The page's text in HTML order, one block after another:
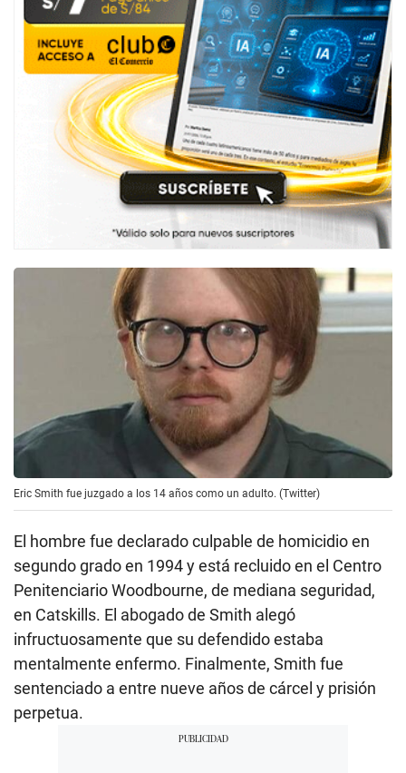
Eric Smith fue juzgado a los 14 años como un adulto. (Twitter)
El hombre fue declarado culpable de homicidio en
segundo grado en 1994 y está recluido en el Centro
Penitenciario Woodbourne, de mediana seguridad,
en Catskills. El abogado de Smith alegó
infructuosamente que su defendido estaba
mentalmente enfermo. Finalmente, Smith fue
sentenciado a entre nueve años de cárcel y prisión
perpetua.